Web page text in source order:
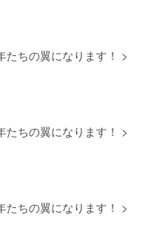
ちの翼になります！ >
ちの翼になります！ >
ちの翼になります！ >